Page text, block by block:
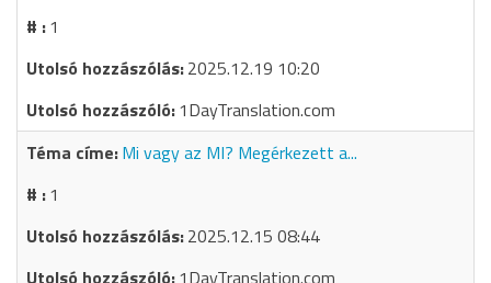
1
2025.12.19 10:20
1DayTranslation.com
Mi vagy az MI? Megérkezett a...
1
2025.12.15 08:44
1DayTranslation.com